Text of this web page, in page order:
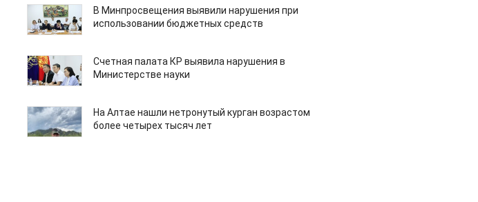
В Минпросвещения выявили нарушения при
использовании бюджетных средств
Счетная палата КР выявила нарушения в
Министерстве науки
На Алтае нашли нетронутый курган возрастом
более четырех тысяч лет